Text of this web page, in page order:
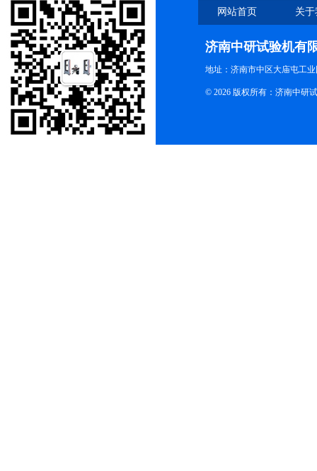
网站首页 关
济南中研试验机有
地址：济南市中区大庙屯工
© 2026 版权所有：济南中研